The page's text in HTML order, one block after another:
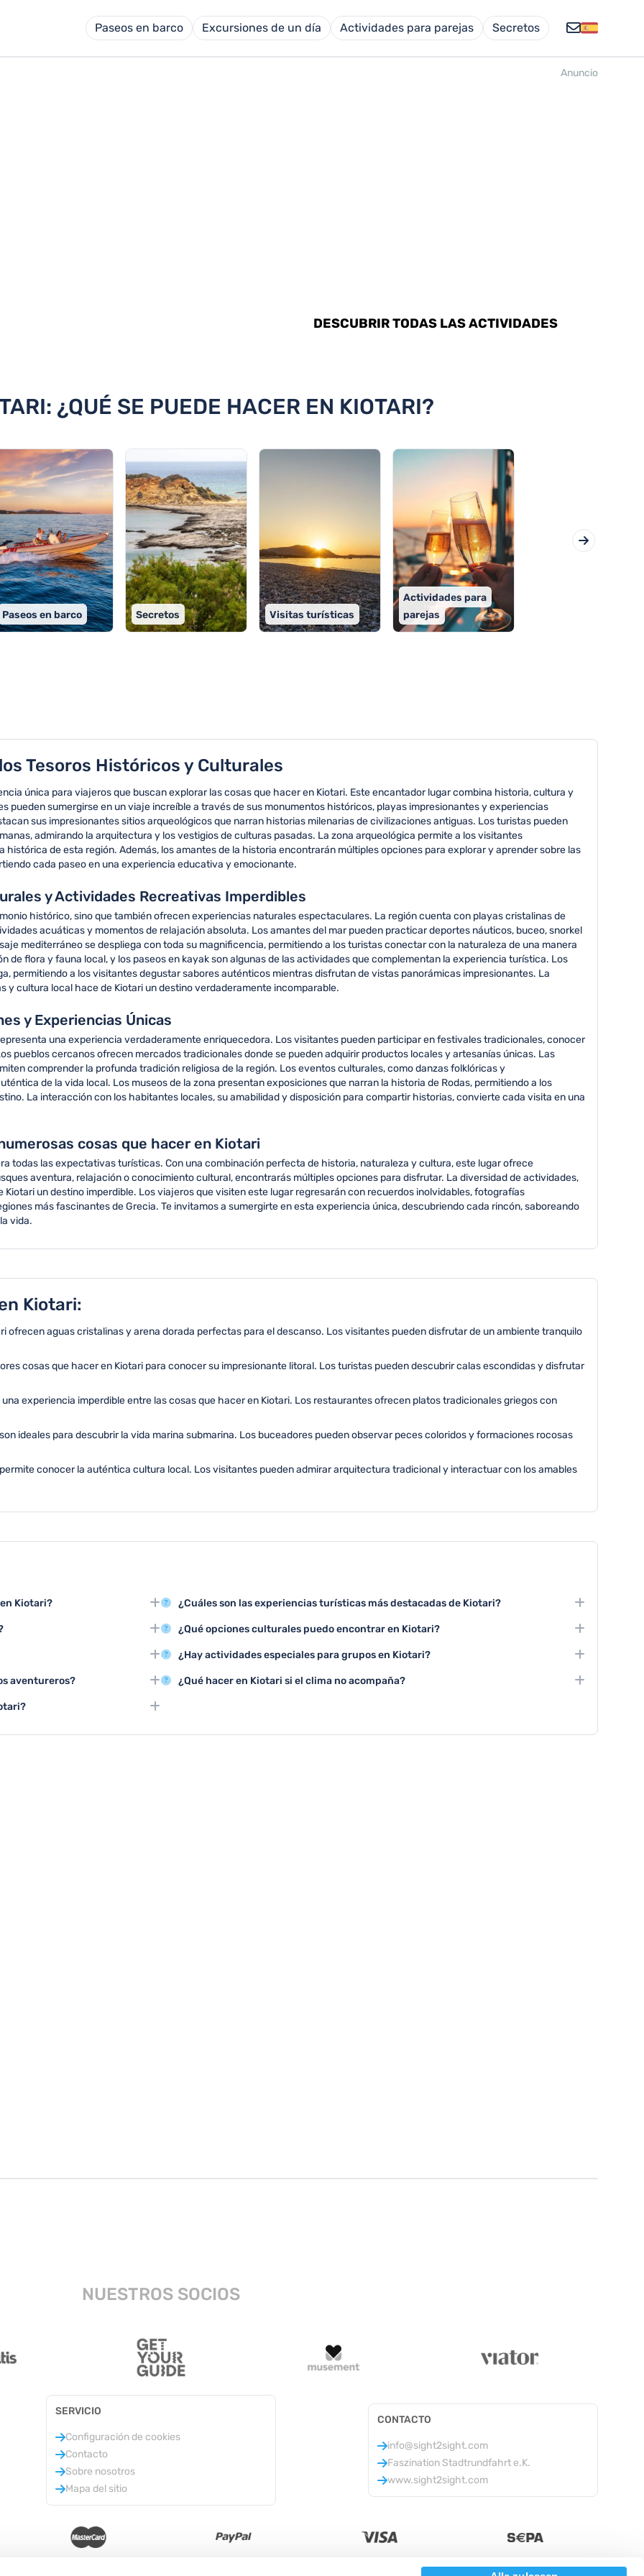
Paseos en barco Excursiones de un día Actividades para parejas Secretos
Anuncio
DESCUBRIR TODAS LAS ACTIVIDADES
¿QUÉ SE PUEDE HACER EN KIOTARI?
Paseos en barco Secretos Visitas turísticas
Actividades para
parejas
Tesoros Históricos y Culturales
única para viajeros que buscan explorar las cosas que hacer en Kiotari. Este encantador lugar combina historia, cultura y
pueden sumergirse en un viaje increíble a través de sus monumentos históricos, playas impresionantes y experiencias
sus impresionantes sitios arqueológicos que narran historias milenarias de civilizaciones antiguas. Los turistas pueden
admirando la arquitectura y los vestigios de culturas pasadas. La zona arqueológica permite a los visitantes
de esta región. Además, los amantes de la historia encontrarán múltiples opciones para explorar y aprender sobre las
cada paseo en una experiencia educativa y emocionante.
y Actividades Recreativas Imperdibles
histórico, sino que también ofrecen experiencias naturales espectaculares. La región cuenta con playas cristalinas de
acuáticas y momentos de relajación absoluta. Los amantes del mar pueden practicar deportes náuticos, buceo, snorkel
mediterráneo se despliega con toda su magnificencia, permitiendo a los turistas conectar con la naturaleza de una manera
de flora y fauna local, y los paseos en kayak son algunas de las actividades que complementan la experiencia turística. Los
permitiendo a los visitantes degustar sabores auténticos mientras disfrutan de vistas panorámicas impresionantes. La
cultura local hace de Kiotari un destino verdaderamente incomparable.
y Experiencias Únicas
una experiencia verdaderamente enriquecedora. Los visitantes pueden participar en festivales tradicionales, conocer
pueblos cercanos ofrecen mercados tradicionales donde se pueden adquirir productos locales y artesanías únicas. Las
comprender la profunda tradición religiosa de la región. Los eventos culturales, como danzas folklóricas y
de la vida local. Los museos de la zona presentan exposiciones que narran la historia de Rodas, permitiendo a los
La interacción con los habitantes locales, su amabilidad y disposición para compartir historias, convierte cada visita en una
cosas que hacer en Kiotari
todas las expectativas turísticas. Con una combinación perfecta de historia, naturaleza y cultura, este lugar ofrece
aventura, relajación o conocimiento cultural, encontrarás múltiples opciones para disfrutar. La diversidad de actividades,
Kiotari un destino imperdible. Los viajeros que visiten este lugar regresarán con recuerdos inolvidables, fotografías
más fascinantes de Grecia. Te invitamos a sumergirte en esta experiencia única, descubriendo cada rincón, saboreando
vida.
Kiotari:
ofrecen aguas cristalinas y arena dorada perfectas para el descanso. Los visitantes pueden disfrutar de un ambiente tranquilo
cosas que hacer en Kiotari para conocer su impresionante litoral. Los turistas pueden descubrir calas escondidas y disfrutar
experiencia imperdible entre las cosas que hacer en Kiotari. Los restaurantes ofrecen platos tradicionales griegos con
ideales para descubrir la vida marina submarina. Los buceadores pueden observar peces coloridos y formaciones rocosas
conocer la auténtica cultura local. Los visitantes pueden admirar arquitectura tradicional y interactuar con los amables
Kiotari?
como el Templo de
visión del patrimonio
Kiotari, con temperaturas
sus playas y actividades al
tours guiados que narran la
aventureros?
y excursiones por la costa,
¿Cuáles son las experiencias turísticas más destacadas de Kiotari?
Las principales atracciones turísticas son los tours de degustación de vinos locales,
excursiones a playas vírgenes y visitas a sitios arqueológicos.
¿Qué opciones culturales puedo encontrar en Kiotari?
Kiotari ofrece talleres de artesanía tradicional, representaciones folklóricas, conciertos
locales y exposiciones que muestran la rica herencia cultural.
¿Hay actividades especiales para grupos en Kiotari?
Los grupos pueden disfrutar de tours organizados, rutas de senderismo, eventos
gastronómicos y excursiones temáticas adaptadas a diferentes intereses.
¿Qué hacer en Kiotari si el clima no acompaña?
NUESTROS SOCIOS
SERVICIO
Configuración de cookies
Contacto
Sobre nosotros
Mapa del sitio
CONTACTO
info@sight2sight.com
Faszination Stadtrundfahrt e.K.
www.sight2sight.com